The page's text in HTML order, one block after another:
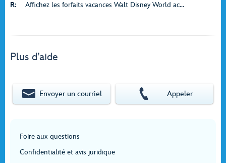
R:
Affichez les forfaits vacances Walt Disney World ac...
Plus d’aide
Envoyer un courriel Appeler
Foire aux questions
Confidentialité et avis juridique